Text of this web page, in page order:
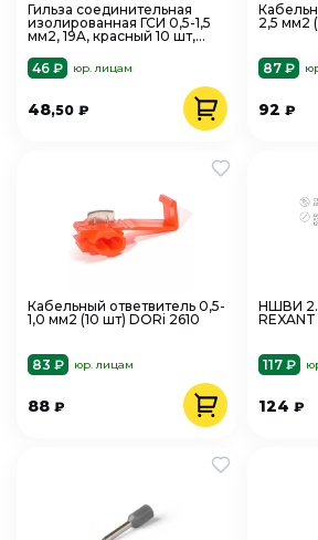
Гильза соединительная
изолированная ГСИ 0,5-1,5
мм2, 19A, красный 10 шт,
46 ₽
юр. лицам
48,50 ₽
2,5 мм2
87 ₽
92₽
Кабельный ответвитель 0,5-
1,0 мм2 (10 шт) DORi 2610
83 ₽ юр. лицам
88 ₽
НШВИ
117 ₽
124₽